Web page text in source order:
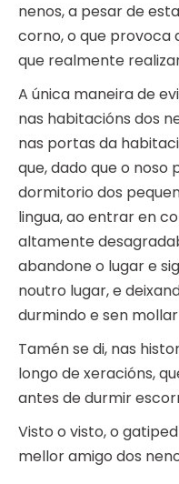
nenos, a pesar de
corno, o que provoca
que realmente
A única maneira de
nas habitacións dos
nas portas da
que, dado que o
dormitorio dos
lingua, ao entrar en
altamente
abandone o lugar e
noutro lugar, e
durmindo e sen
Tamén se di, nas
longo de xeracións,
antes de durmir
Visto o visto, o
mellor amigo dos